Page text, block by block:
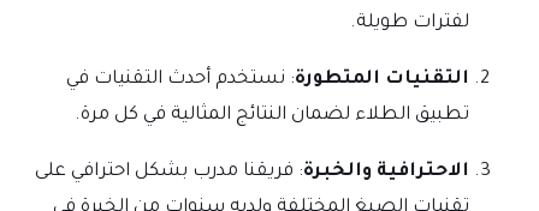
لفترات طويلة.
التقنيات المتطورة: نستخدم أحدث التقنيات في
تطبيق الطلاء لضمان النتائج المثالية في كل مرة.
الاحترافية والخبرة: فريقنا مدرب بشكل احترافي على